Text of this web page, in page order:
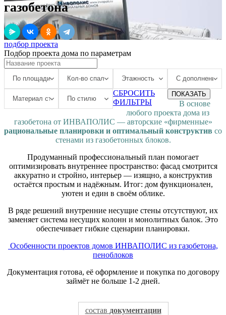
газобетона
подбор проекта
Подбор проекта дома по параметрам
СБРОСИТЬ
ФИЛЬТРЫ
ПОКАЗАТЬ
В основе
любого проекта дома из
газобетона от ИНВАПОЛИС — авторские «фирменные»
рациональные планировки и оптимальный конструктив со
стенами из газобетонных блоков.
Продуманный профессиональный план помогает
оптимизировать внутреннее пространство: фасад смотрится
аккуратно и стройно, интерьер — изящно, а конструктив
остаётся простым и надёжным. Итог: дом функционален,
уютен и един в своём облике.
В ряде решений внутренние несущие стены отсутствуют, их
заменяет система несущих колонн и монолитных балок. Это
обеспечивает гибкие сценарии планировки.
Особенности проектов домов ИНВАПОЛИС из газобетона,
пеноблоков
Документация готова, её оформление и покупка по договору
займёт не больше 1-2 дней.
состав документации